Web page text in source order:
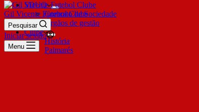
SDUQ
Contrato de Sociedade
Órgãos de gestão
Clube
História
Palmarés
Gil Vicente Futebol Clube
Pesquisar
Iniciar sessão
Menu